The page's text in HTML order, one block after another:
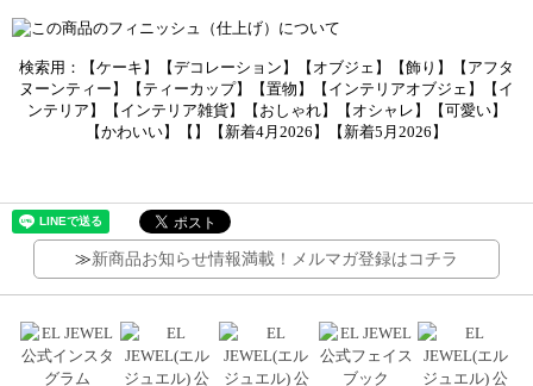
検索用：【ケーキ】【デコレーション】【オブジェ】【飾り】【アフタ
ヌーンティー】【ティーカップ】【置物】【インテリアオブジェ】【イ
ンテリア】【インテリア雑貨】【おしゃれ】【オシャレ】【可愛い】
【かわいい】【】【新着4月2026】【新着5月2026】
≫新商品お知らせ情報満載！メルマガ登録はコチラ